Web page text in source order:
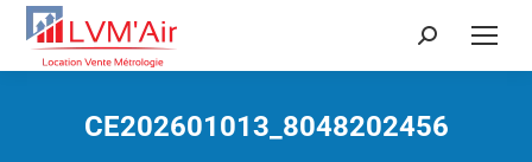
Recherche
CE202601013_8048202456